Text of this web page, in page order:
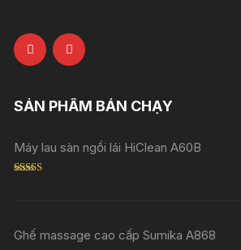
SẢN PHẨM BÁN CHẠY
Máy lau sàn ngồi lái HiClean A60B
Ghế massage cao cấp Sumika A868